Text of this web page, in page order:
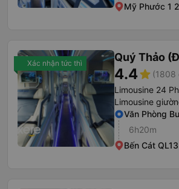
Mỹ Phước 1
Xác nhận tức thì Quý Thảo
4.4star (1808
Limousine 24
Limousine
Văn Phòng
6h20m
Bến Cát QL13